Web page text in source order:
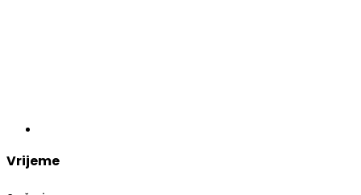
Vrijeme
Gračanica